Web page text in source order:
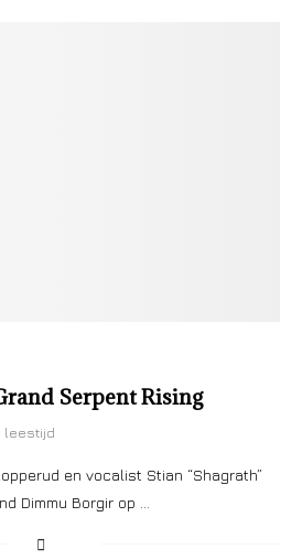
Serpent Rising
leestijd
en vocalist Stian “Shagrath”
Dimmu Borgir op …